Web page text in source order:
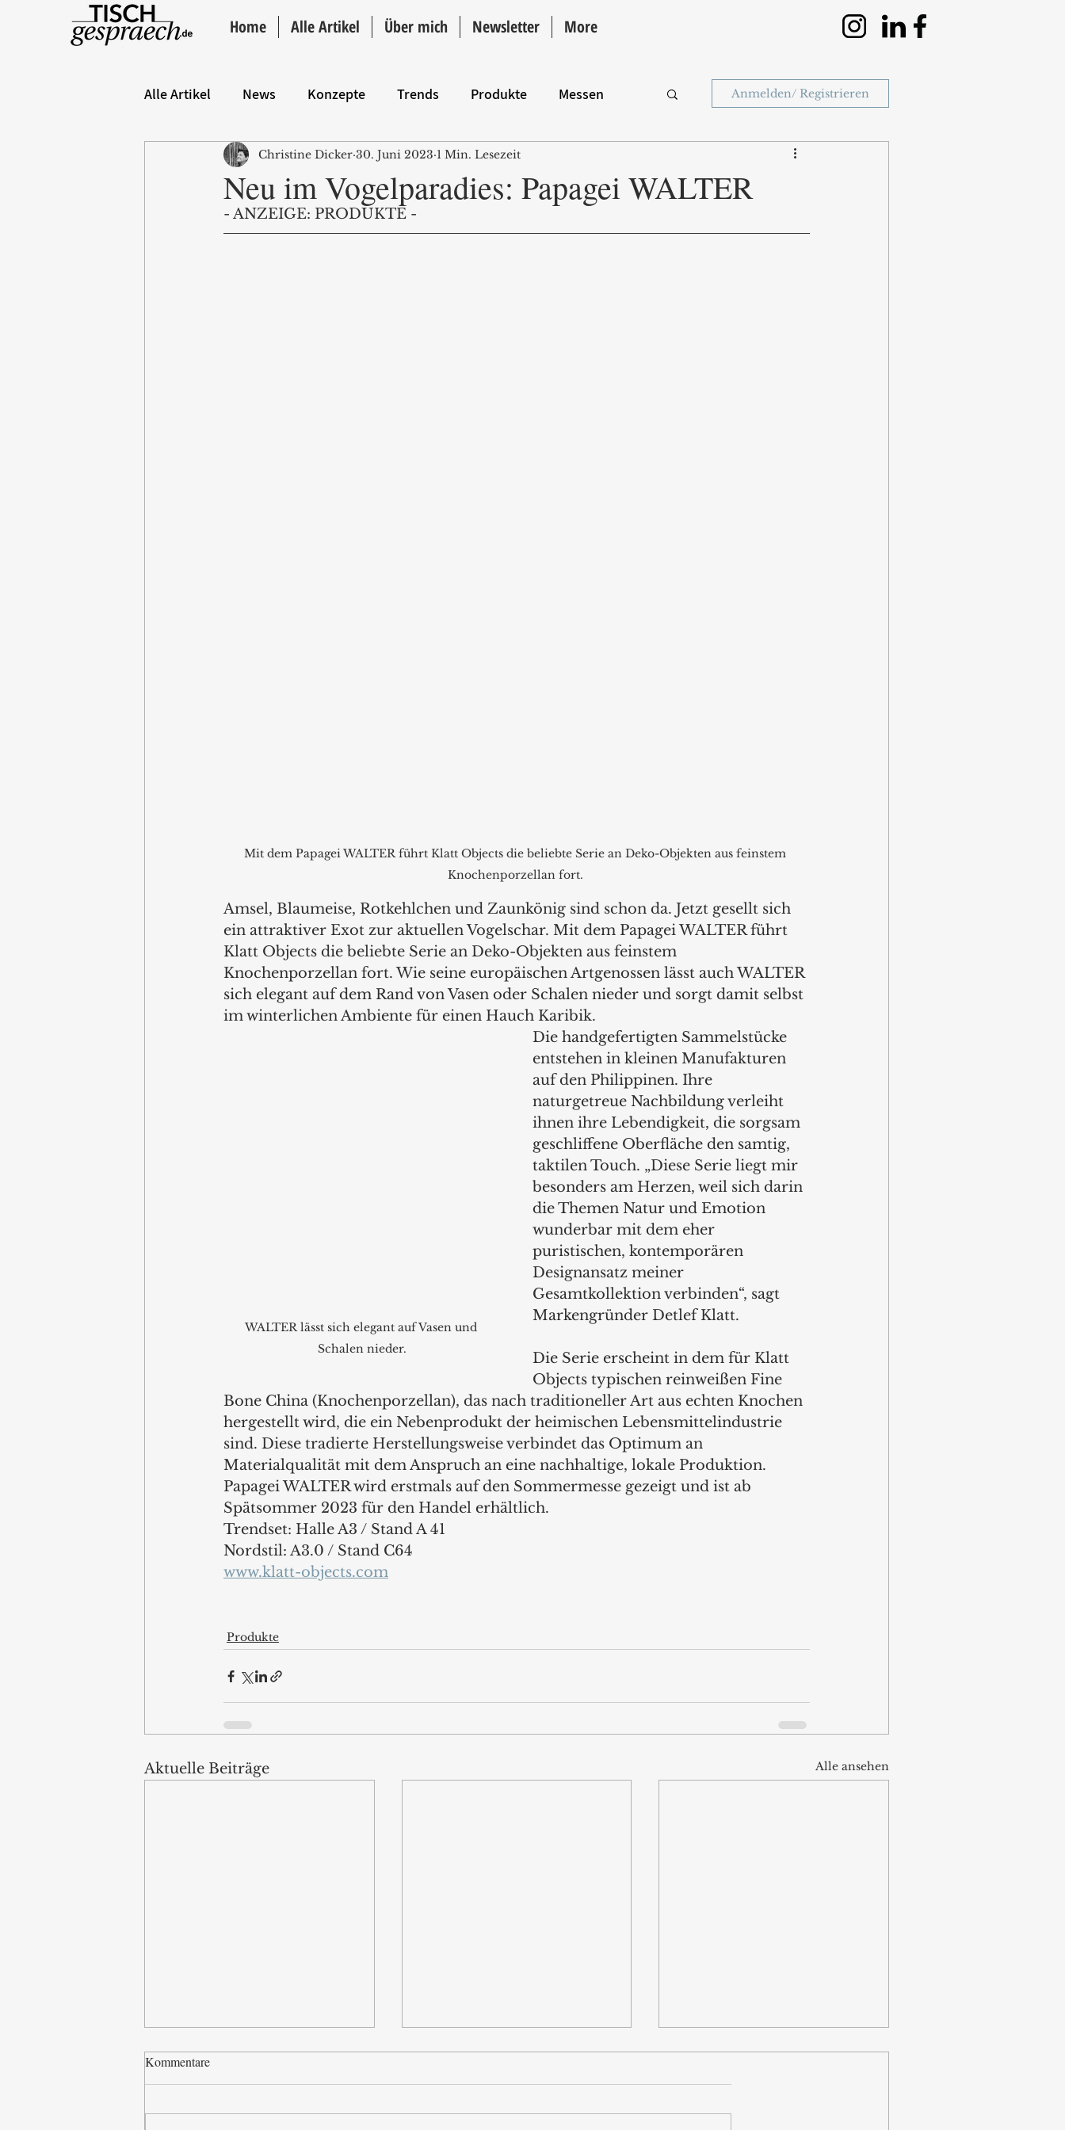
Home Alle Artikel Über mich Newsletter More
Alle Artikel News Konzepte Trends Produkte Messen
Hintergrund ANZEIGE Intro
Anmelden/ Registrieren
Neu im Vogelparadies: Papagei WALTER
Christine Dicker 30. Juni 2023 1 Min. Lesezeit
- ANZEIGE: PRODUKTE -
Mit dem Papagei WALTER führt Klatt Objects die beliebte Serie an Deko-Objekten aus feinstem
Knochenporzellan fort.
Amsel, Blaumeise, Rotkehlchen und Zaunkönig sind schon da. Jetzt gesellt sich
ein attraktiver Exot zur aktuellen Vogelschar. Mit dem Papagei WALTER führt
Klatt Objects die beliebte Serie an Deko-Objekten aus feinstem
Knochenporzellan fort. Wie seine europäischen Artgenossen lässt auch WALTER
sich elegant auf dem Rand von Vasen oder Schalen nieder und sorgt damit selbst
im winterlichen Ambiente für einen Hauch Karibik.
WALTER lässt sich elegant auf Vasen und
Schalen nieder.
Die handgefertigten Sammelstücke
entstehen in kleinen Manufakturen
auf den Philippinen. Ihre
naturgetreue Nachbildung verleiht
ihnen ihre Lebendigkeit, die sorgsam
geschliffene Oberfläche den samtig,
taktilen Touch. „Diese Serie liegt mir
besonders am Herzen, weil sich darin
die Themen Natur und Emotion
wunderbar mit dem eher
puristischen, kontemporären
Designansatz meiner
Gesamtkollektion verbinden“, sagt
Markengründer Detlef Klatt.
Die Serie erscheint in dem für Klatt
Objects typischen reinweißen Fine
Bone China (Knochenporzellan), das nach traditioneller Art aus echten Knochen
hergestellt wird, die ein Nebenprodukt der heimischen Lebensmittelindustrie
sind. Diese tradierte Herstellungsweise verbindet das Optimum an
Materialqualität mit dem Anspruch an eine nachhaltige, lokale Produktion.
Papagei WALTER wird erstmals auf den Sommermesse gezeigt und ist ab
Spätsommer 2023 für den Handel erhältlich.
Trendset: Halle A3 / Stand A 41
Nordstil: A3.0 / Stand C64
www.klatt-objects.com
Produkte
Aktuelle Beiträge Alle ansehen
Kommentare